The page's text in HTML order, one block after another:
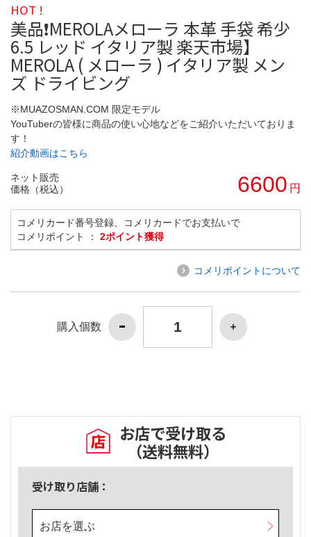
HOT !
美品❗️MEROLAメローラ 本革 手袋 希少
6.5 レッド イタリア製 楽天市場】
MEROLA ( メローラ ) イタリア製 メン
ズ ドライビング
※MUAZOSMAN.COM 限定モデル
YouTuberの皆様に商品の使い心地などをご紹介いただいておりま
す！
紹介動画はこちら
ネット販売
価格（税込）
6600 円
コメリカード番号登録、コメリカードでお支払いで
コメリポイント ： 2ポイント獲得
コメリポイントについて
購入個数
お店で受け取る
（送料無料）
受け取り店舗：
お店を選ぶ